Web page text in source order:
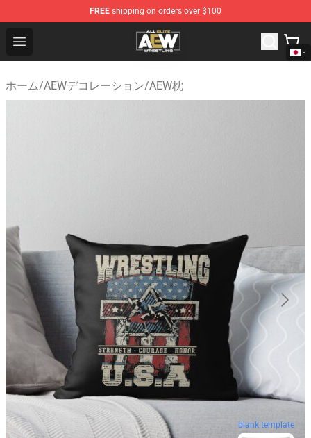
FREE shipping on orders over $100
Open menu
Aew Shop ⚡️ Official Aew Merchandise Store
ホーム/AEWデコレーション/AEW枕
blank template